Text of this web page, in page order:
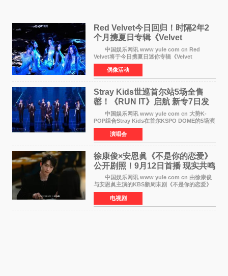
Red Velvet今日回归！时隔2年2
个月携夏日专辑《Velvet
Summer》重启完整体活动
中国娱乐网讯 www yule com cn Red
Velvet将于今日携夏日迷你专辑《Velvet
Summer》时隔2年2个月重启完整体活动。这张
于8月3日发行的专辑，主打柔和成熟氛围的夏日
音乐，收录了成员们想着
偶像活动
Stray Kids世巡首尔站5场全售
罄！《RUN IT》启航 新专7日发
中国娱乐网讯 www yule com cn 大势K-
POP组合Stray Kids在首尔KSPO DOME的5场演
唱会全部售罄，为新世界巡演拉开序幕。据所属
社JYP娱乐透露，Stray Kids于上月25至26日、
29日及本月1至2日
演唱会
徐康俊×安恩眞《不是你的恋爱》
公开剧照！9月12日首播 现实共鸣
罗曼史来袭
中国娱乐网讯 www yule com cn 由徐康俊
与安恩眞主演的KBS新周末剧《不是你的恋爱》
于近日公开首波剧照，正式定档9月12日首
播。 剧照中，徐康俊与安恩眞并肩而坐，眼
神中流露出复杂而微
电视剧